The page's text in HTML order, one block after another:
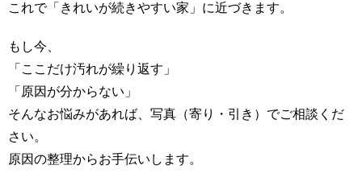
これで「きれいが続きやすい家」に近づきます。
もし今、
「ここだけ汚れが繰り返す」
「原因が分からない」
そんなお悩みがあれば、写真（寄り・引き）でご相談くだ
さい。
原因の整理からお手伝いします。